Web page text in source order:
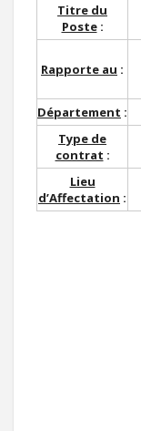
Titre du
Poste:
Rapporte au :
Département :
Type de
contrat :
Lieu
d’Affectation :